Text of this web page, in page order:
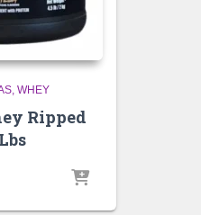
WHEY
Ripped